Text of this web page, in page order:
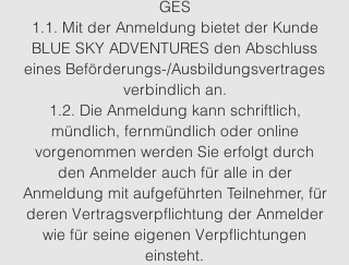
GES
1.1. Mit der Anmeldung bietet der Kunde
BLUE SKY ADVENTURES den Abschluss
eines Beförderungs-/Ausbildungsvertrages
verbindlich an.
1.2. Die Anmeldung kann schriftlich,
mündlich, fernmündlich oder online
vorgenommen werden Sie erfolgt durch
den Anmelder auch für alle in der
Anmeldung mit aufgeführten Teilnehmer, für
deren Vertragsverpflichtung der Anmelder
wie für seine eigenen Verpflichtungen
einsteht.